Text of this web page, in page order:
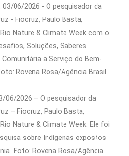
06/2026 – O pesquisador da
– Fiocruz, Paulo Basta,
Nature & Climate Week. Ele foi
sobre Indígenas expostos
Foto: Rovena Rosa/Agência